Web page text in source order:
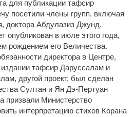
для публикации тафсир
посетили члены групп, включая
доктора Абдулазиз Джунд.
опубликован в июле этого года,
рождением его Величества.
директора в Центре,
тафсир Даруссалам и
другой проект, был сделан
Султан и Ян Дэ-Пертуан
призвали Министерство
интерпретацию стихов Корана